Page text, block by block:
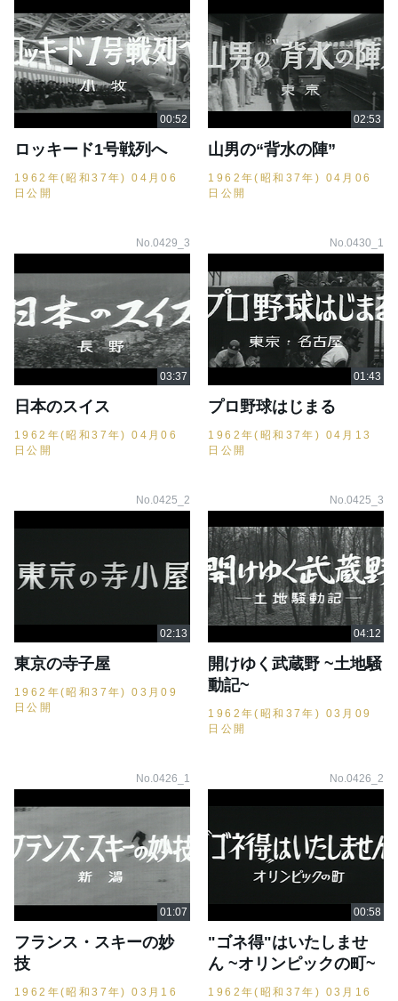
ロッキード1号戦列へ
1962年(昭和37年) 04月06
日公開
山男の“背水の陣”
1962年(昭和37年) 04月06
日公開
No.0429_3
日本のスイス
1962年(昭和37年) 04月06
日公開
No.0430_1
プロ野球はじまる
1962年(昭和37年) 04月13
日公開
No.0425_2
東京の寺子屋
1962年(昭和37年) 03月09
日公開
No.0425_3
開けゆく武蔵野 ~土地騒
動記~
1962年(昭和37年) 03月09
日公開
No.0426_1
フランス・スキーの妙
技
1962年(昭和37年) 03月16
No.0426_2
"ゴネ得"はいたしませ
ん ~オリンピックの町~
1962年(昭和37年) 03月16